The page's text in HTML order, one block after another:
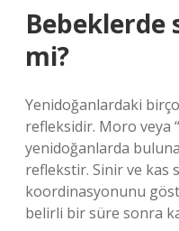
Bebeklerde
mi?
Yenidoğanlardaki
refleksidir. Moro veya
yenidoğanlarda
reflekstir. Sinir ve kas
koordinasyonunu
belirli bir süre sonra